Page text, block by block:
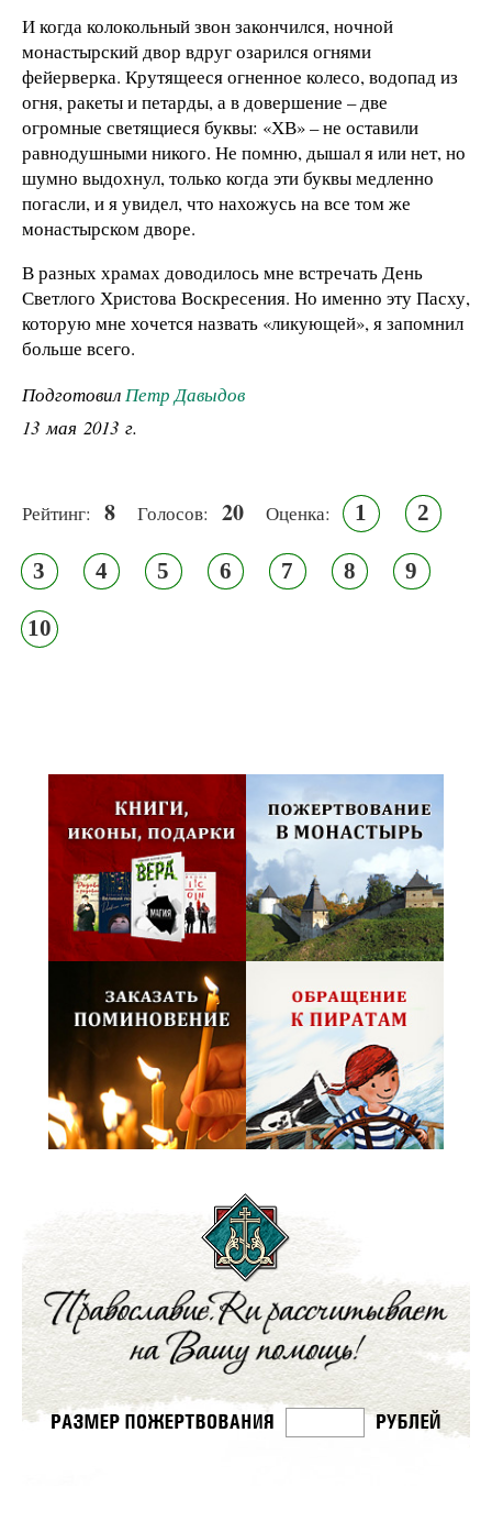
И когда колокольный звон закончился, ночной
монастырский двор вдруг озарился огнями
фейерверка. Крутящееся огненное колесо, водопад из
огня, ракеты и петарды, а в довершение – две
огромные светящиеся буквы: «ХВ» – не оставили
равнодушными никого. Не помню, дышал я или нет, но
шумно выдохнул, только когда эти буквы медленно
погасли, и я увидел, что нахожусь на все том же
монастырском дворе.
В разных храмах доводилось мне встречать День
Светлого Христова Воскресения. Но именно эту Пасху,
которую мне хочется назвать «ликующей», я запомнил
больше всего.
ПодготовилПетр Давыдов
13 мая 2013 г.
Рейтинг: 8 Голосов: 20 Оценка: 1 2
3 4 5 6 7 8 9
10